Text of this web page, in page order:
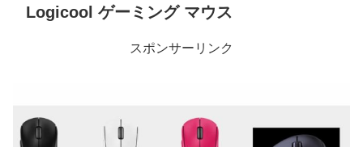
Logicool ゲーミング マウス
スポンサーリンク